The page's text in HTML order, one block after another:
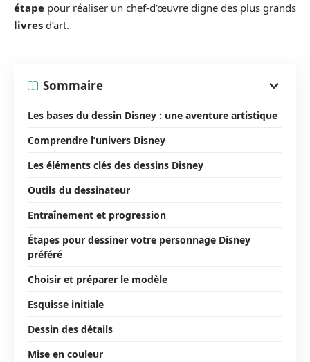
étape pour réaliser un chef-d’œuvre digne des plus grands
livres d’art.
Sommaire
Les bases du dessin Disney : une aventure artistique
Comprendre l’univers Disney
Les éléments clés des dessins Disney
Outils du dessinateur
Entraînement et progression
Étapes pour dessiner votre personnage Disney
préféré
Choisir et préparer le modèle
Esquisse initiale
Dessin des détails
Mise en couleur